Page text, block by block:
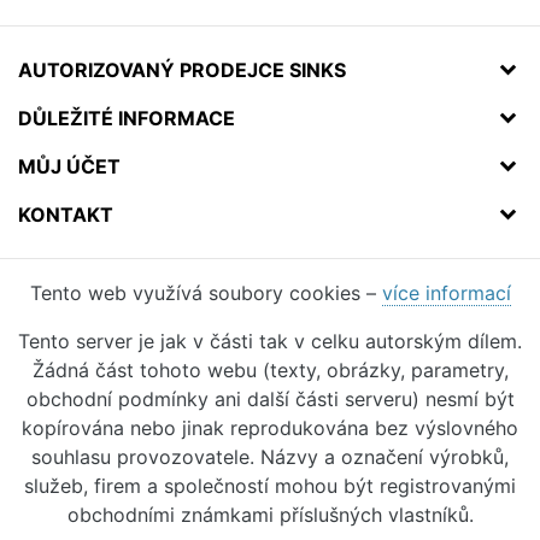
AUTORIZOVANÝ PRODEJCE SINKS
DŮLEŽITÉ INFORMACE
MŮJ ÚČET
KONTAKT
Tento web využívá soubory cookies – více informací
Tento server je jak v části tak v celku autorským dílem.
Žádná část tohoto webu (texty, obrázky, parametry,
obchodní podmínky ani další části serveru) nesmí být
kopírována nebo jinak reprodukována bez výslovného
souhlasu provozovatele. Názvy a označení výrobků,
služeb, firem a společností mohou být registrovanými
obchodními známkami příslušných vlastníků.